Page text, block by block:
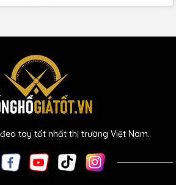
tay tốt nhất thị trường Việt Nam.